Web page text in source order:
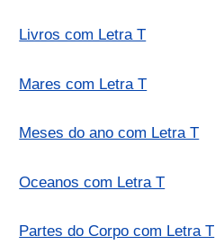
Livros com Letra T
Mares com Letra T
Meses do ano com Letra T
Oceanos com Letra T
Partes do Corpo com Letra T